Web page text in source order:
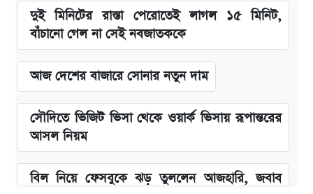
দুই মিনিটের রাস্তা পেরোতেই লাগল ১৫ মিনিট,
বাঁচানো গেল না সেই নবজাতককে
আজ দেশের বাজারে সোনার নতুন দাম
সৌদিতে ভিজিট ভিসা থেকে ওয়ার্ক ভিসায় রূপান্তরের
আসল নিয়ম
বিল নিয়ে ফেসবুকে ঝড় তুললেন আজহারি, জবাব